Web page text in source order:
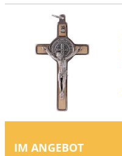
IM ANGEBOT